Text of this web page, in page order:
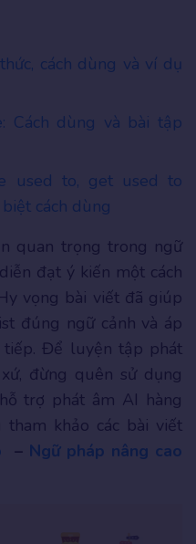
cách dùng và ví dụ
Cách dùng và bài tập
used to, get used to
cách dùng
quan trọng trong ngữ
đạt ý kiến một cách
vọng bài viết đã giúp
đúng ngữ cảnh và áp
Để luyện tập phát
đừng quên sử dụng
trợ phát âm AI hàng
khảo các bài viết
– Ngữ pháp nâng cao